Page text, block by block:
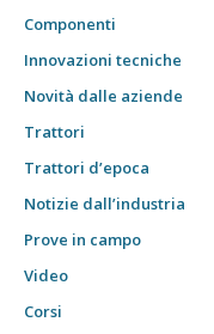
Componenti
Innovazioni tecniche
Novità dalle aziende
Trattori
Trattori d’epoca
Notizie dall’industria
Prove in campo
Video
Corsi